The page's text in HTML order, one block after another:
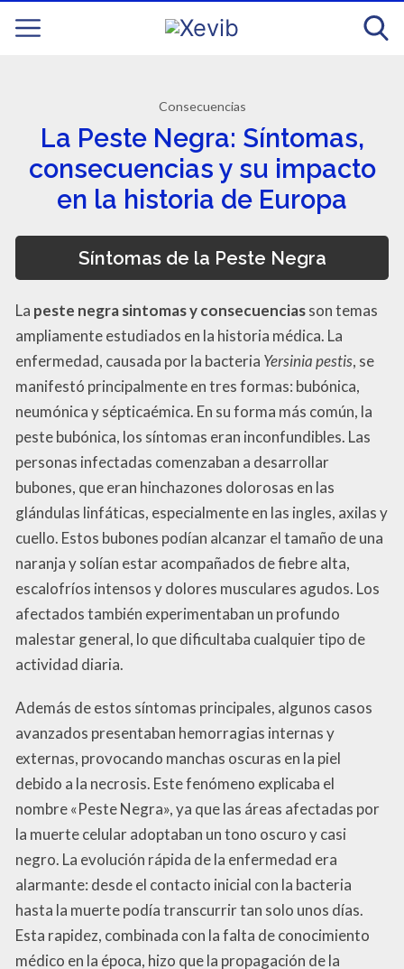
Consecuencias
La Peste Negra: Síntomas,
consecuencias y su impacto
en la historia de Europa
Síntomas de la Peste Negra
La peste negra sintomas y consecuenciasson temas
ampliamente estudiados en la historia médica. La
enfermedad, causada por la bacteria Yersinia pestis, se
manifestó principalmente en tres formas: bubónica,
neumónica y sépticaémica. En su forma más común, la
peste bubónica, los síntomas eran inconfundibles. Las
personas infectadas comenzaban a desarrollar
bubones, que eran hinchazones dolorosas en las
glándulas linfáticas, especialmente en las ingles, axilas y
cuello. Estos bubones podían alcanzar el tamaño de una
naranja y solían estar acompañados de fiebre alta,
escalofríos intensos y dolores musculares agudos. Los
afectados también experimentaban un profundo
malestar general, lo que dificultaba cualquier tipo de
actividad diaria.
Además de estos síntomas principales, algunos casos
avanzados presentaban hemorragias internas y
externas, provocando manchas oscuras en la piel
debido a la necrosis. Este fenómeno explicaba el
nombre «Peste Negra», ya que las áreas afectadas por
la muerte celular adoptaban un tono oscuro y casi
negro. La evolución rápida de la enfermedad era
alarmante: desde el contacto inicial con la bacteria
hasta la muerte podía transcurrir tan solo unos días.
Esta rapidez, combinada con la falta de conocimiento
médico en la época, hizo que la propagación de la